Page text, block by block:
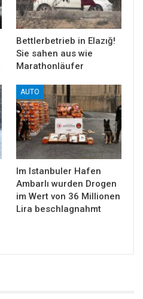
Bettlerbetrieb in Elazığ!
Sie sahen aus wie
Marathonläufer
AUTO
Im Istanbuler Hafen
Ambarlı wurden Drogen
im Wert von 36 Millionen
Lira beschlagnahmt